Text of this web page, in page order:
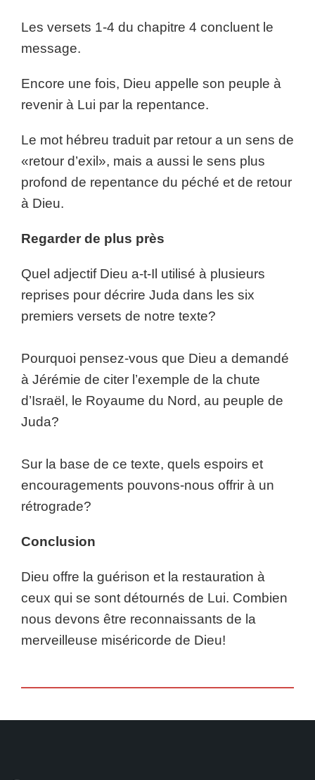
Les versets 1-4 du chapitre 4 concluent le
message.
Encore une fois, Dieu appelle son peuple à
revenir à Lui par la repentance.
Le mot hébreu traduit par retour a un sens de
«retour d’exil», mais a aussi le sens plus
profond de repentance du péché et de retour
à Dieu.
Regarder de plus près
Quel adjectif Dieu a-t-Il utilisé à plusieurs
reprises pour décrire Juda dans les six
premiers versets de notre texte?
Pourquoi pensez-vous que Dieu a demandé
à Jérémie de citer l’exemple de la chute
d’Israël, le Royaume du Nord, au peuple de
Juda?
Sur la base de ce texte, quels espoirs et
encouragements pouvons-nous offrir à un
rétrograde?
Conclusion
Dieu offre la guérison et la restauration à
ceux qui se sont détournés de Lui. Combien
nous devons être reconnaissants de la
merveilleuse miséricorde de Dieu!